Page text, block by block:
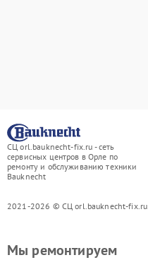
СЦ orl.bauknecht-fix.ru - сеть
сервисных центров в Орле по
ремонту и обслуживанию техники
Bauknecht
2021-2026 © СЦ orl.bauknecht-fix.ru
Мы ремонтируем